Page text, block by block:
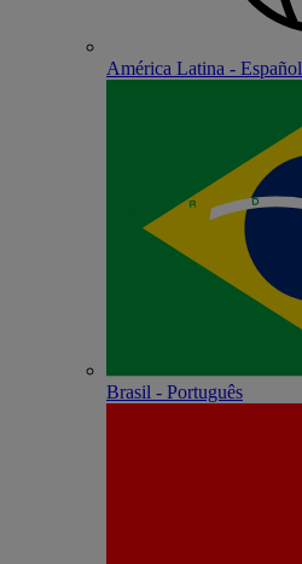
América Latina - Español
Brasil - Português